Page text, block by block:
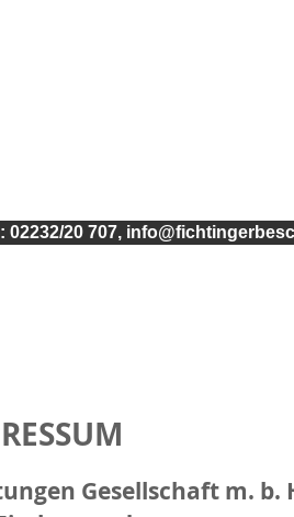
02232/20 707,
Gesellschaft m. b.